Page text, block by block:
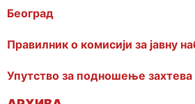
Београд
Правилник о комисији за јавну
Упутство за подношење захтева